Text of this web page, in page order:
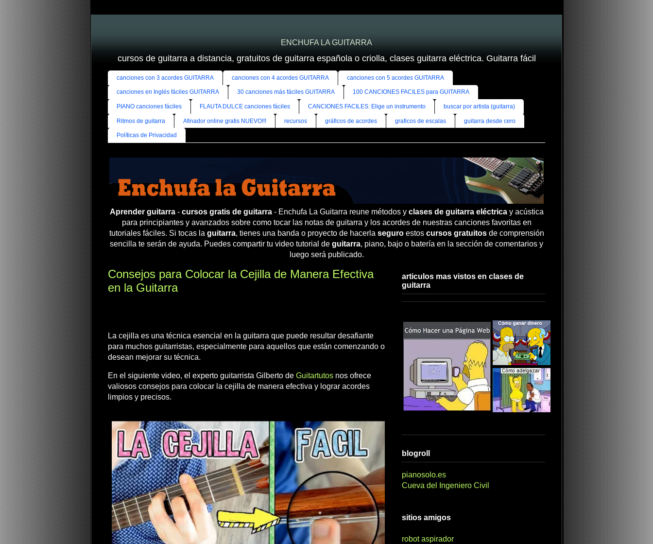
ENCHUFA LA GUITARRA
cursos de guitarra a distancia, gratuitos de guitarra española o criolla, clases guitarra eléctrica. Guitarra fácil
canciones con 3 acordes GUITARRA canciones con 4 acordes GUITARRA canciones con 5 acordes GUITARRA
canciones en Inglés fáciles GUITARRA 30 canciones más fáciles GUITARRA 100 CANCIONES FACILES para GUITARRA
PIANO canciones fáciles FLAUTA DULCE canciones fáciles CANCIONES FACILES: Elige un instrumento buscar por artista (guitarra)
Ritmos de guitarra Afinador online gratis NUEVO!!! recursos gráficos de acordes graficos de escalas guitarra desde cero
Políticas de Privacidad
Aprender guitarra- cursos gratis de guitarra- Enchufa La Guitarra reune métodos y clases de guitarra eléctricay acústica
para principiantes y avanzados sobre como tocar las notas de guitarra y los acordes de nuestras canciones favoritas en
tutoriales fáciles. Si tocas la guitarra, tienes una banda o proyecto de hacerla seguroestos cursos gratuitosde comprensión
sencilla te serán de ayuda. Puedes compartir tu video tutorial de guitarra, piano, bajo o batería en la sección de comentarios y
luego será publicado.
Consejos para Colocar la Cejilla de Manera Efectiva
en la Guitarra
La cejilla es una técnica esencial en la guitarra que puede resultar desafiante
para muchos guitarristas, especialmente para aquellos que están comenzando o
desean mejorar su técnica.
En el siguiente video, el experto guitarrista Gilberto de Guitartutos nos ofrece
valiosos consejos para colocar la cejilla de manera efectiva y lograr acordes
limpios y precisos.
articulos mas vistos en clases de
guitarra
blogroll
pianosolo.es
Cueva del Ingeniero Civil
sitios amigos
robot aspirador